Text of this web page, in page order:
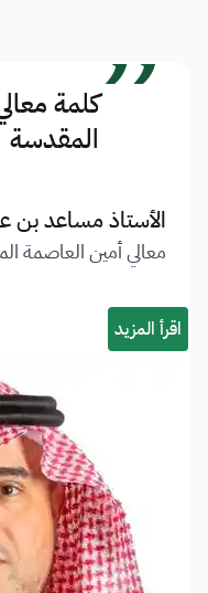
”كلمة
المقدسة
الأستاذ مساعد بن
معالي أمين العاصمة